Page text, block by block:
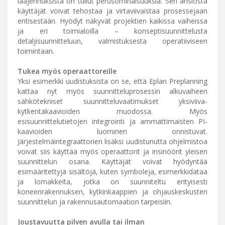
käyttäjät voivat tehostaa ja virtaviivaistaa prosessejaan
entisestään. Hyödyt näkyvät projektien kaikissa vaiheissa
ja eri toimialoilla – konseptisuunnittelusta
detaljisuunnitteluun, valmistuksesta operatiiviseen
toimintaan.
Tukea myös operaattoreille
Yksi esimerkki uudistuksista on se, että Eplan Preplanning
kattaa nyt myös suunnitteluprosessin alkuvaiheen
sähkötekniset suunnitteluvaatimukset yksiviiva-
kytkentäkaavioiden muodossa. Myös
esisuunnittelutietojen integrointi ja ammattimaisten PI-
kaavioiden luominen onnistuvat.
Järjestelmäintegraattorien lisäksi uudistunutta ohjelmistoa
voivat siis käyttää myös operaattorit ja insinöörit yleisen
suunnittelun osana. Käyttäjät voivat hyödyntää
esimääritettyjä sisältöjä, kuten symboleja, esimerkkidataa
ja lomakkeita, jotka on suunniteltu erityisesti
koneenrakennuksen, kytkinkaappien ja ohjauskeskusten
suunnittelun ja rakennusautomaation tarpeisiin.
Joustavuutta pilven avulla tai ilman